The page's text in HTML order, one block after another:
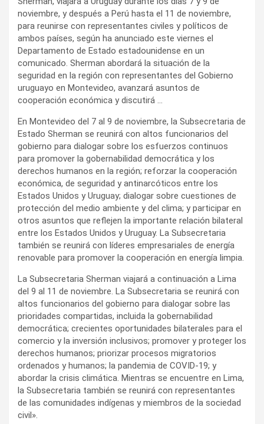
noviembre, y después a Perú hasta el 11 de noviembre,
para reunirse con representantes civiles y políticos de
ambos países, según ha anunciado este viernes el
Departamento de Estado estadounidense en un
comunicado. Sherman abordará la situación de la
seguridad en la región con representantes del Gobierno
uruguayo en Montevideo, avanzará asuntos de
cooperación económica y discutirá …
En Montevideo del 7 al 9 de noviembre, la Subsecretaria de
Estado Sherman se reunirá con altos funcionarios del
gobierno para dialogar sobre los esfuerzos continuos
para promover la gobernabilidad democrática y los
derechos humanos en la región; reforzar la cooperación
económica, de seguridad y antinarcóticos entre los
Estados Unidos y Uruguay; dialogar sobre cuestiones de
protección del medio ambiente y del clima; y participar en
otros asuntos que reflejen la importante relación bilateral
entre los Estados Unidos y Uruguay. La Subsecretaria
también se reunirá con líderes empresariales de energía
renovable para promover la cooperación en energía limpia.
La Subsecretaria Sherman viajará a continuación a Lima
del 9 al 11 de noviembre. La Subsecretaria se reunirá con
altos funcionarios del gobierno para dialogar sobre las
prioridades compartidas, incluida la gobernabilidad
democrática; crecientes oportunidades bilaterales para el
comercio y la inversión inclusivos; promover y proteger los
derechos humanos; priorizar procesos migratorios
ordenados y humanos; la pandemia de COVID-19; y
abordar la crisis climática. Mientras se encuentre en Lima,
la Subsecretaria también se reunirá con representantes
de las comunidades indígenas y miembros de la sociedad
civil».